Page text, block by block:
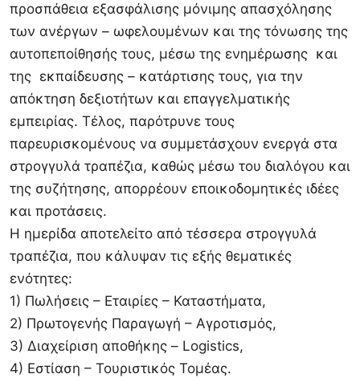
προσπάθεια εξασφάλισης μόνιμης απασχόλησης
των ανέργων – ωφελουμένων και της τόνωσης της
αυτοπεποίθησής τους, μέσω της ενημέρωσης και
της εκπαίδευσης – κατάρτισης τους, για την
απόκτηση δεξιοτήτων και επαγγελματικής
εμπειρίας. Τέλος, παρότρυνε τους
παρευρισκομένους να συμμετάσχουν ενεργά στα
στρογγυλά τραπέζια, καθώς μέσω του διαλόγου και
της συζήτησης, απορρέουν εποικοδομητικές ιδέες
και προτάσεις.
Η ημερίδα αποτελείτο από τέσσερα στρογγυλά
τραπέζια, που κάλυψαν τις εξής θεματικές
ενότητες:
1) Πωλήσεις – Εταιρίες – Καταστήματα,
2) Πρωτογενής Παραγωγή – Αγροτισμός,
3) Διαχείριση αποθήκης – Logistics,
4) Εστίαση – Τουριστικός Τομέας.